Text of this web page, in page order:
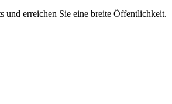
und erreichen Sie eine breite Öffentlichkeit.